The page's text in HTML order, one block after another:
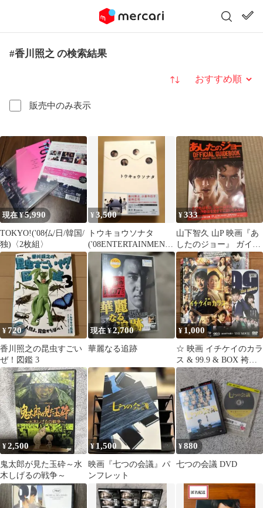
#香川照之 の検索結果
販売中のみ表示
並び替え
現在 ¥5,990
TOKYO!('08仏/日/韓国/
独)〈2枚組〉
¥3,500
トウキョウソナタ
('08ENTERTAINMENT
FARM/FORTISSI…
¥333
山下智久 山P 映画『あ
したのジョー』 ガイド
ブック
¥720
香川照之の昆虫すごい
ぜ！図鑑 3
現在 ¥2,700
華麗なる追跡
¥ 1,000
☆ 映画 イチケイのカラ
ス & 99.9 & BOX 袴田
事件 命とは
¥2,500
鬼太郎が見た玉砕～水
木しげるの戦争～
¥1,500
映画『七つの会議』パ
ンフレット
¥880
七つの会議 DVD